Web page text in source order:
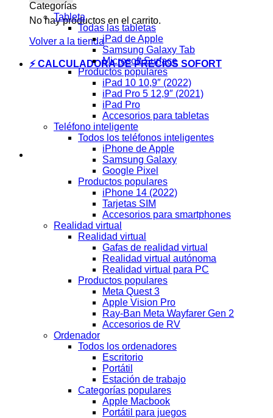
No hay productos en el carrito.
Volver a la tienda
⚡ CALCULADORA DE PRECIOS SOFORT
Categorías
Tableta
Todas las tabletas
iPad de Apple
Samsung Galaxy Tab
Microsoft Surface
Productos populares
iPad 10 10,9″ (2022)
iPad Pro 5 12,9″ (2021)
iPad Pro
Accesorios para tabletas
Teléfono inteligente
Todos los teléfonos inteligentes
iPhone de Apple
Samsung Galaxy
Google Pixel
Productos populares
iPhone 14 (2022)
Tarjetas SIM
Accesorios para smartphones
Realidad virtual
Realidad virtual
Gafas de realidad virtual
Realidad virtual autónoma
Realidad virtual para PC
Productos populares
Meta Quest 3
Apple Vision Pro
Ray-Ban Meta Wayfarer Gen 2
Accesorios de RV
Ordenador
Todos los ordenadores
Escritorio
Portátil
Estación de trabajo
Categorías populares
Apple Macbook
Portátil para juegos